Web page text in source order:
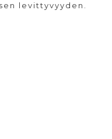
levittyvyyden.